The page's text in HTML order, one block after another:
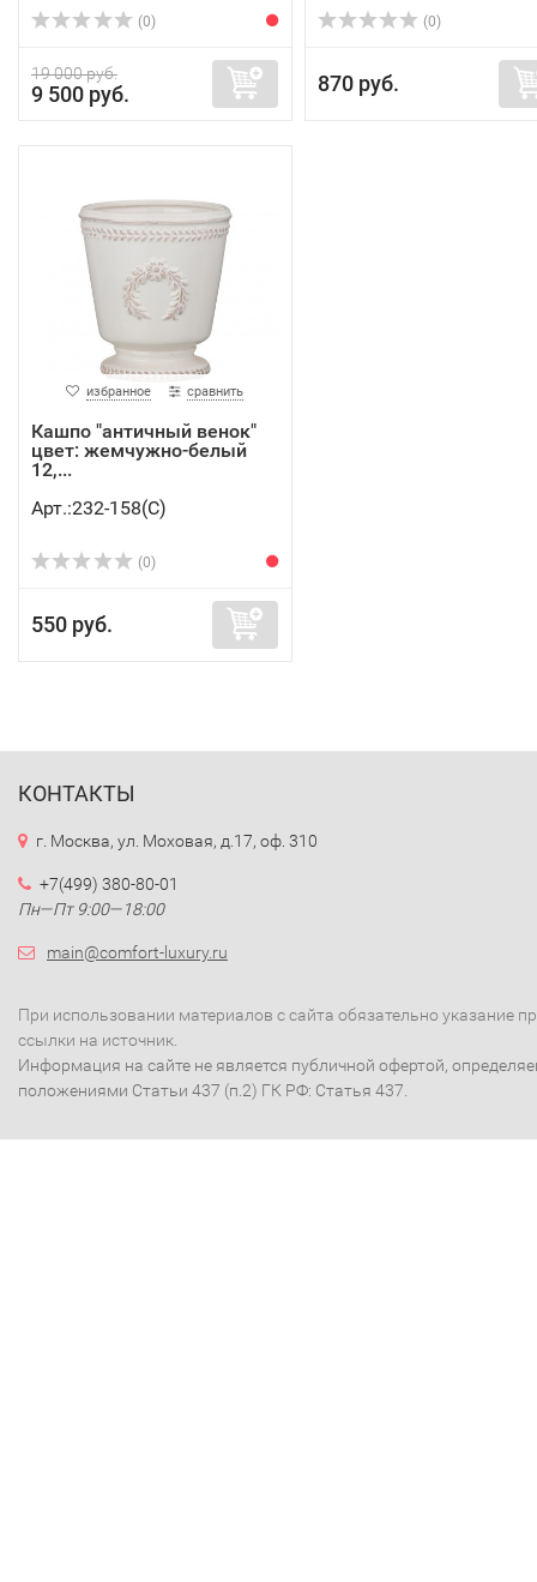
(0)
19 000 руб.
9 500 руб.
(0)
870 руб.
избранное сравнить
Кашпо "античный венок"
цвет: жемчужно-белый
12,...
Арт.:232-158(C)
(0)
550 руб.
КОНТАКТЫ
г. Москва, ул. Моховая, д.17, оф. 310
+7(499) 380-80-01
Пн—Пт 9:00—18:00
main@comfort-luxury.ru
При использовании материалов с сайта обязательно указание
ссылки на источник.
Информация на сайте не является публичной офертой,
положениями Статьи 437 (п.2) ГК РФ: Статья 437.